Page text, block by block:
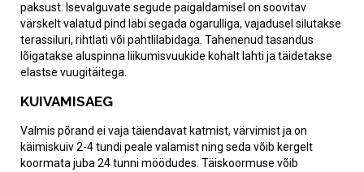
paksust. Isevalguvate segude paigaldamisel on soovitav
värskelt valatud pind läbi segada ogarulliga, vajadusel silutakse
terassiluri, rihtlati või pahtlilabidaga. Tahenenud tasandus
lõigatakse aluspinna liikumisvuukide kohalt lahti ja täidetakse
elastse vuugitäitega.
KUIVAMISAEG
Valmis põrand ei vaja täiendavat katmist, värvimist ja on
käimiskuiv 2-4 tundi peale valamist ning seda võib kergelt
koormata juba 24 tunni möödudes. Täiskoormuse võib